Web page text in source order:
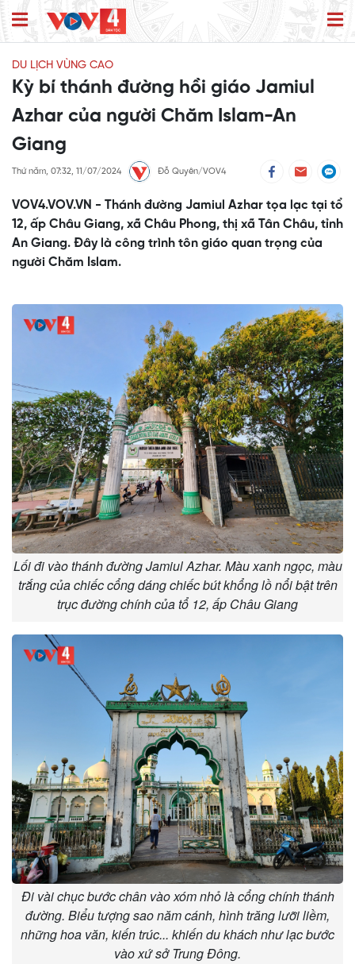
DU LỊCH VÙNG CAO
Kỳ bí thánh đường hồi giáo Jamiul
Azhar của người Chăm Islam-An
Giang
Thứ năm, 07:32, 11/07/2024 Đỗ Quyên/VOV4
VOV4.VOV.VN - Thánh đường Jamiul Azhar tọa lạc tại tổ
12, ấp Châu Giang, xã Châu Phong, thị xã Tân Châu, tỉnh
An Giang. Đây là công trình tôn giáo quan trọng của
người Chăm Islam.
Lối đi vào thánh đường Jamiul Azhar. Màu xanh ngọc, màu
trắng của chiếc cổng dáng chiếc bút khổng lồ nổi bật trên
trục đường chính của tổ 12, ấp Châu Giang
Đi vài chục bước chân vào xóm nhỏ là cổng chính thánh
đường. Biểu tượng sao năm cánh, hình trăng lưỡi liềm,
những hoa văn, kiến trúc... khiến du khách như lạc bước
vào xứ sở Trung Đông.